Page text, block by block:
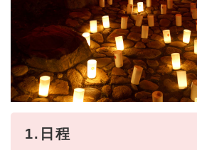
1.日程